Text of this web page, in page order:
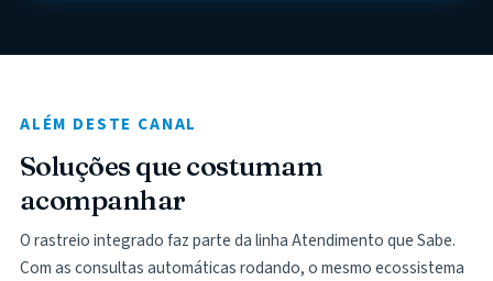
ALÉM DESTE CANAL
Soluções que costumam
acompanhar
O rastreio integrado faz parte da linha Atendimento que Sabe.
Com as consultas automáticas rodando, o mesmo ecossistema